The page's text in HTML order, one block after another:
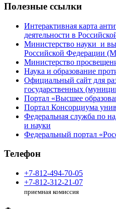
Полезные ссылки
Интерактивная карта
деятельности в
Министерство науки и
Российской Федерации
Министерство
Наука и образование
Официальный сайт для
государственных
Портал «Высшее
Портал Консорциума
Федеральная служба по
и науки
Федеральный портал
Телефон
+7-812-494-70-05
+7-812-312-21-07
приемная комиссия